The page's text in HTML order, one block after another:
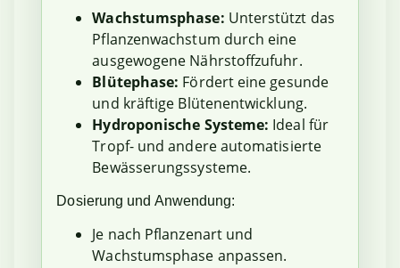
Wachstumsphase: Unterstützt das
Pflanzenwachstum durch eine
ausgewogene Nährstoffzufuhr.
Blütephase: Fördert eine gesunde
und kräftige Blütenentwicklung.
Hydroponische Systeme: Ideal für
Tropf- und andere automatisierte
Bewässerungssysteme.
Dosierung und Anwendung:
Je nach Pflanzenart und
Wachstumsphase anpassen.